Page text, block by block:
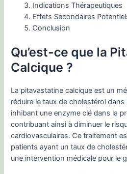
Indications Thérapeutiques
Effets Secondaires
Conclusion
Qu’est-ce que la
Calcique ?
La pitavastatine calcique est un
réduire le taux de cholestérol dans
inhibant une enzyme clé dans la
contribuant ainsi à diminuer le
cardiovasculaires. Ce traitement
patients ayant un taux de
une intervention médicale pour le